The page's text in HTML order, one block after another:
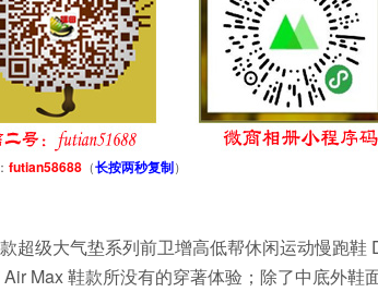
futian58688（长按两秒复制）
超级大气垫系列前卫增高低帮休闲运动慢跑鞋
Max 鞋款所没有的穿著体验；除了中底外鞋